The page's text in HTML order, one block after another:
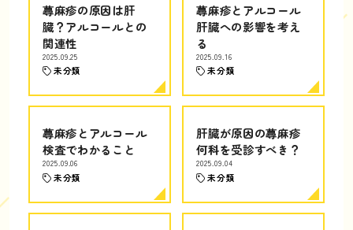
蕁麻疹の原因は肝
臓？アルコールとの
関連性
2025.09.25
未分類
蕁麻疹とアルコール
肝臓への影響を考え
る
2025.09.16
未分類
蕁麻疹とアルコール
検査でわかること
2025.09.06
未分類
肝臓が原因の蕁麻疹
何科を受診すべき？
2025.09.04
未分類